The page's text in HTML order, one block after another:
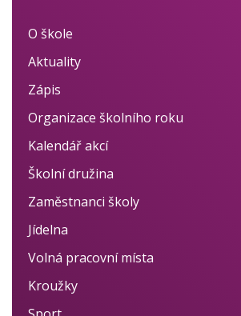
O škole
Aktuality
Zápis
Organizace školního roku
Kalendář akcí
Školní družina
Provoz
Fotogalerie
Dokumenty
BELLhop systém
Zaměstnanci školy
Jídelna
Volná pracovní místa
Kroužky